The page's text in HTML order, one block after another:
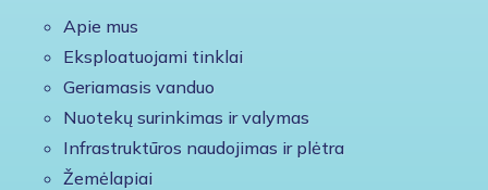
Apie mus
Eksploatuojami tinklai
Geriamasis vanduo
Nuotekų surinkimas ir valymas
Infrastruktūros naudojimas ir plėtra
Žemėlapiai